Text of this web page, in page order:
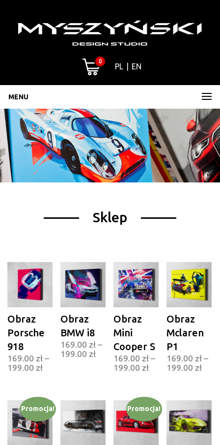
0
PL EN
MENU
Sklep
Obraz
Porsche
918
169.00 zł –
199.00 zł
Obraz
BMW i8
169.00 zł –
199.00 zł
Obraz
Mini
Cooper S
169.00 zł –
199.00 zł
Obraz
Mclaren
P1
169.00 zł –
199.00 zł
Promocja! Promocja!